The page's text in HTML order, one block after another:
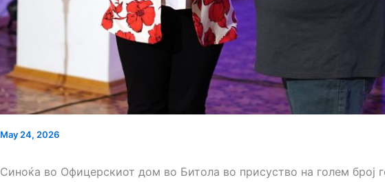
May 24, 2026
Синоќа во Офицерскиот дом во Битола во присуство на голем број